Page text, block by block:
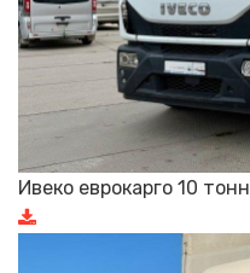
Ивеко еврокарго 10 тонн